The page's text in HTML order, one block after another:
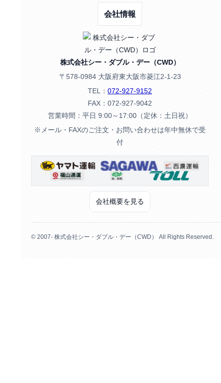
会社情報
株式会社シー・ダブル・デー（CWD）
〒578-0984 大阪府東大阪市菱江2-1-23
TEL： 072-927-9152
FAX：072-927-9042
営業時間：平日 9:00～17:00（定休：土日祝）
※メール・FAXのご注文・お問い合わせは年中無休で受
付
会社概要を見る
© 2007- 株式会社シー・ダブル・デー（CWD） All Rights Reserved.